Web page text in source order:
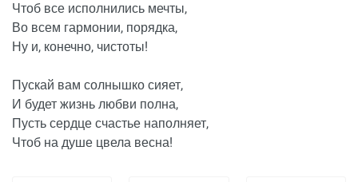
Чтоб все исполнились мечты,
Во всем гармонии, порядка,
Ну и, конечно, чистоты!
Пускай вам солнышко сияет,
И будет жизнь любви полна,
Пусть сердце счастье наполняет,
Чтоб на душе цвела весна!